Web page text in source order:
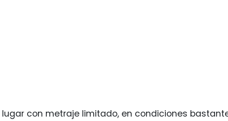
con metraje limitado, en condiciones